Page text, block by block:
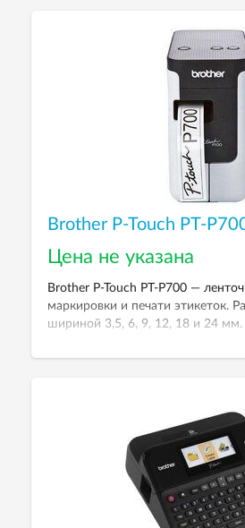
Brother P-Touch PT-
Цена не указана
Brother P-Touch PT-P700 —
маркировки и печати этикеток.
шириной 3,5, 6, 9, 12, 18 и 24 мм.
печати наклеек с компьютера.